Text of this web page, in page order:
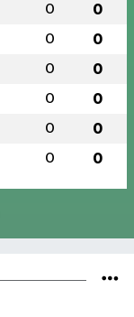
0 0
0 0
0 0
0 0
0 0
0 0